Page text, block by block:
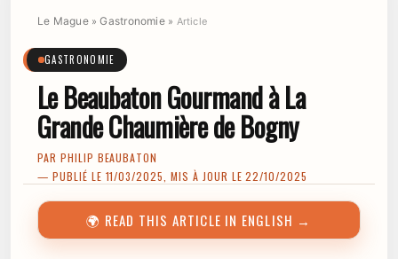
Le Mague»Gastronomie» Article
GASTRONOMIE
Le Beaubaton Gourmand à La
Grande Chaumière de Bogny
PAR PHILIP BEAUBATON
— PUBLIÉ LE 11/03/2025, MIS À JOUR LE 22/10/2025
🌍 READ THIS ARTICLE IN ENGLISH →